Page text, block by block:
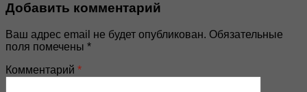
Добавить комментарий
Ваш адрес email не будет опубликован. Обязательные
поля помечены *
Комментарий *